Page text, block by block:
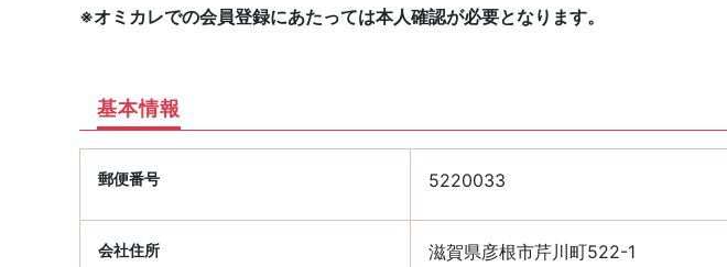
※オミカレでの会員登録にあたっては本人確認が必要となります。
基本情報
郵便番号 5220033
会社住所 滋賀県彦根市芹川町522-1